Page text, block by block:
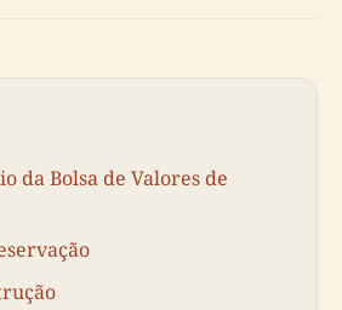
da Bolsa de Valores de